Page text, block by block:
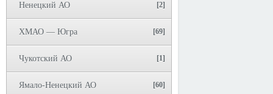
Ненецкий АО [2]
ХМАО — Югра [69]
Чукотский АО [1]
Ямало-Ненецкий АО [60]